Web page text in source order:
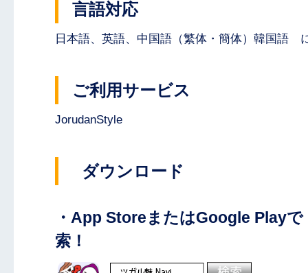
言語対応
日本語、英語、中国語（繁体・簡体）韓国語
ご利用サービス
JorudanStyle
ダウンロード
・App StoreまたはGoogle Play
索！